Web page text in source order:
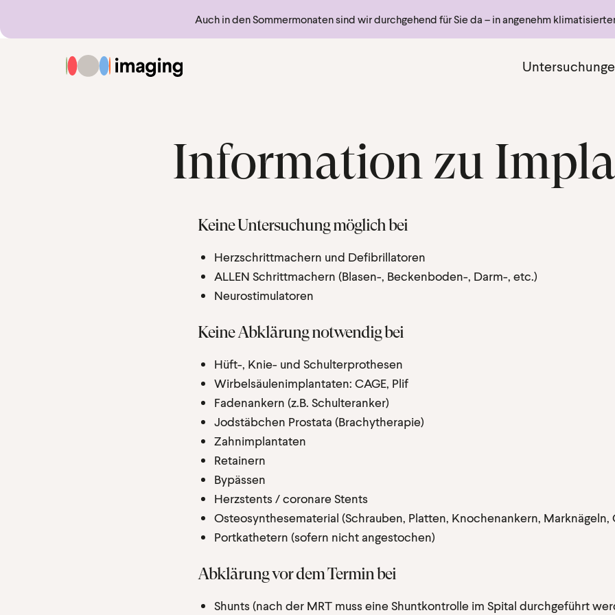
Auch in den Sommermonaten sind wir durchgehend für Sie da – in angenehm
Sprungmarken
Zur Startseite
Information zu
Keine Untersuchung möglich bei
Herzschrittmachern und Defibrillatoren
ALLEN Schrittmachern (Blasen-, Beckenboden-, Darm-, etc.)
Neurostimulatoren
Keine Abklärung notwendig bei
Hüft-, Knie- und Schulterprothesen
Wirbelsäulenimplantaten: CAGE, Plif
Fadenankern (z.B. Schulteranker)
Jodstäbchen Prostata (Brachytherapie)
Zahnimplantaten
Retainern
Bypässen
Herzstents / coronare Stents
Osteosynthesematerial (Schrauben, Platten, Knochenankern, Marknägeln,
Portkathetern (sofern nicht angestochen)
Abklärung vor dem Termin bei
Shunts (nach der MRT muss eine Shuntkontrolle im Spital durchgeführt